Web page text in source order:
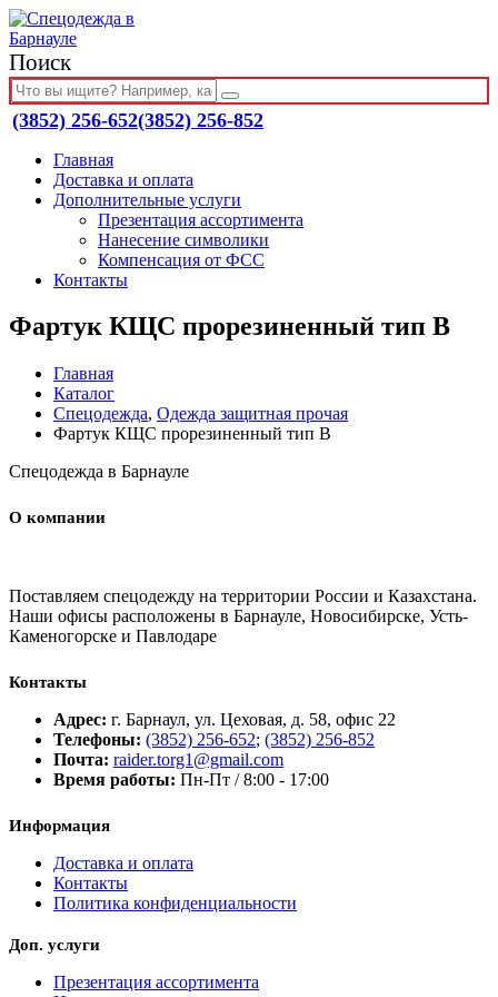
Поиск
(3852) 256-652(3852) 256-852
Главная
Доставка и оплата
Дополнительные услуги
Презентация ассортимента
Нанесение символики
Компенсация от ФСС
Контакты
Фартук КЩС прорезиненный тип В
Главная
Каталог
Спецодежда, Одежда защитная прочая
Фартук КЩС прорезиненный тип В
Спецодежда в Барнауле
О компании
Поставляем спецодежду на территории России и Казахстана.
Наши офисы расположены в Барнауле, Новосибирске, Усть-
Каменогорске и Павлодаре
Контакты
Адрес: г. Барнаул, ул. Цеховая, д. 58, офис 22
Телефоны: (3852) 256-652; (3852) 256-852
Почта: raider.torg1@gmail.com
Время работы: Пн-Пт / 8:00 - 17:00
Информация
Доставка и оплата
Контакты
Политика конфиденциальности
Доп. услуги
Презентация ассортимента